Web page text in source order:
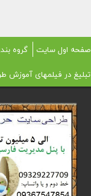
صفحه اول سایت گروه
تبلیغ در فیلمهای آموزش